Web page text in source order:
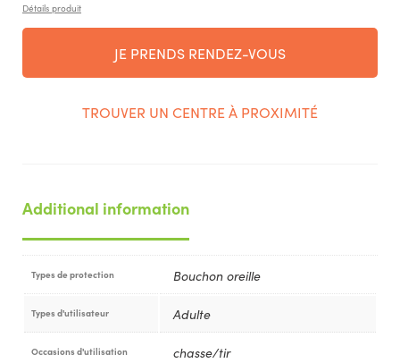
Détails produit
JE PRENDS RENDEZ-VOUS
TROUVER UN CENTRE À PROXIMITÉ
Additional information
Types de protection Bouchon oreille
Types d'utilisateur Adulte
Occasions d'utilisation chasse/tir